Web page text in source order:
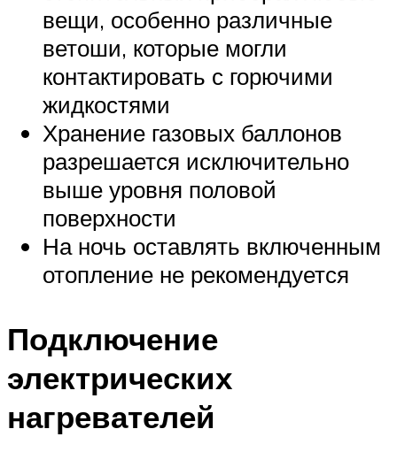
вещи, особенно различные
ветоши, которые могли
контактировать с горючими
жидкостями
Хранение газовых баллонов
разрешается исключительно
выше уровня половой
поверхности
На ночь оставлять включенным
отопление не рекомендуется
Подключение
электрических
нагревателей